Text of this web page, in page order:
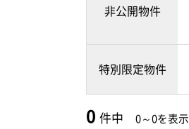
非公開物件
特別限定物件
0 件中 0～0を表示